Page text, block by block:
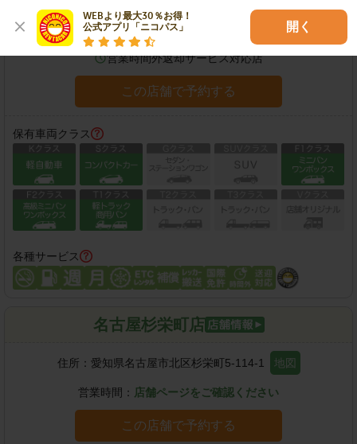
WEBより最大30％お得！
公式アプリ「ニコパス」
開く
営業時間：07:00-19:00
営業時間外返却サービス対応店
この店舗で予約する
保有車両クラス
各種サービス
名古屋杉栄町店
住所： 愛知県名古屋市北区杉栄町5-114-1 地図
営業時間： 店舗ページをご確認ください
この店舗で予約する